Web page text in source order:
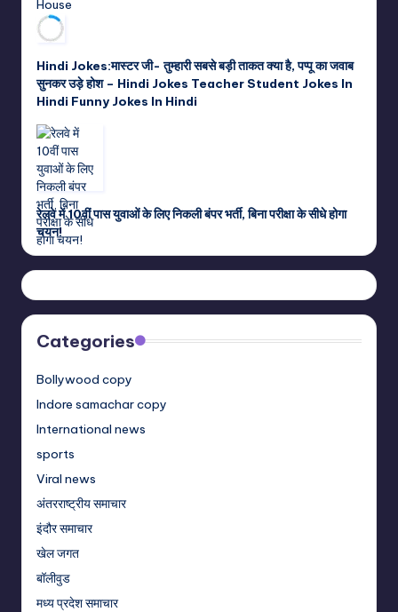
Hindi Jokes:मास्टर जी- तुम्हारी सबसे बड़ी ताकत क्या है, पप्पू का जवाब
सुनकर उड़े होश – Hindi Jokes Teacher Student Jokes In
Hindi Funny Jokes In Hindi
रेलवे में 10वीं पास युवाओं के लिए निकली बंपर भर्ती, बिना परीक्षा के सीधे होगा
चयन!
Categories
Bollywood copy
Indore samachar copy
International news
sports
Viral news
अंतरराष्ट्रीय समाचार
इंदौर समाचार
खेल जगत
बॉलीवुड
मध्य प्रदेश समाचार